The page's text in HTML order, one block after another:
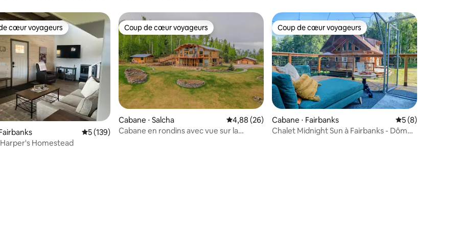
la base de 45 commentaires : 5 sur 5
cœur voyageurs les plus appréciés
cœur voyageurs
Évaluation moyenne sur la base de 139 commentaires : 5 sur 5
5 (139)
Homestead
Coup de cœur voyageurs
Coup de cœur voyageurs
Cabane ⋅ Salcha Évaluation moyenne sur la base de 26 commentaires : 4,88 sur 5
4,88 (26)
Cabane en rondins avec vue sur la
Coup de cœur voyageurs
Coup de cœur voyageurs
Cabane ⋅ Fairbanks Évaluation
5 (8)
Chalet Midnight Sun à Fairbanks - Dôme